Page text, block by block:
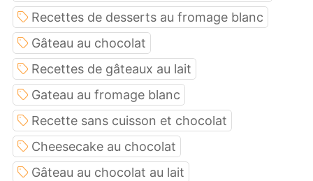
Recettes de desserts au fromage blanc
Gâteau au chocolat
Recettes de gâteaux au lait
Gateau au fromage blanc
Recette sans cuisson et chocolat
Cheesecake au chocolat
Gâteau au chocolat au lait